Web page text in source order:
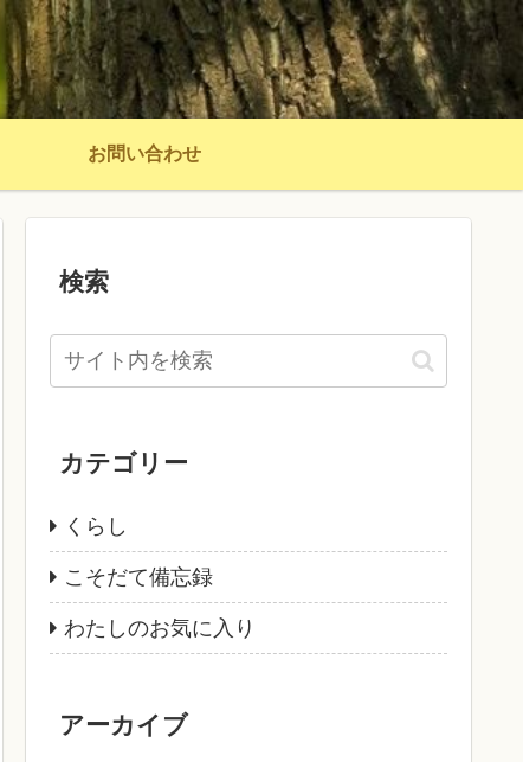
お問い合わせ
検索
カテゴリー
くらし
こそだて備忘録
わたしのお気に入り
アーカイブ